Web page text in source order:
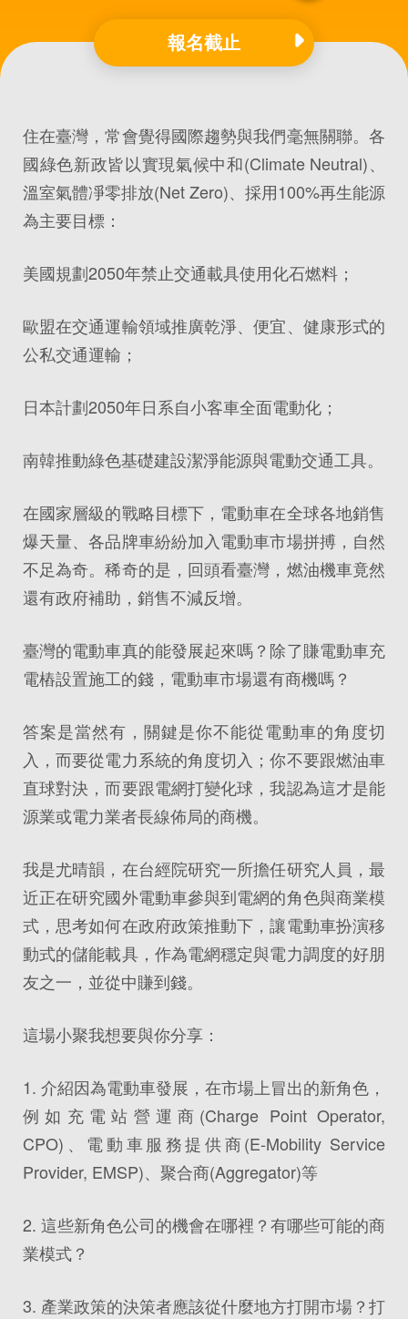
報名截止
住在臺灣，常會覺得國際趨勢與我們毫無關聯。各
國綠色新政皆以實現氣候中和(Climate Neutral)、
溫室氣體凈零排放(Net Zero)、採用100%再生能源
為主要目標：
美國規劃2050年禁止交通載具使用化石燃料；
歐盟在交通運輸領域推廣乾淨、便宜、健康形式的
公私交通運輸；
日本計劃2050年日系自小客車全面電動化；
南韓推動綠色基礎建設潔淨能源與電動交通工具。
在國家層級的戰略目標下，電動車在全球各地銷售
爆天量、各品牌車紛紛加入電動車市場拼搏，自然
不足為奇。稀奇的是，回頭看臺灣，燃油機車竟然
還有政府補助，銷售不減反增。
臺灣的電動車真的能發展起來嗎？除了賺電動車充
電樁設置施工的錢，電動車市場還有商機嗎？
答案是當然有，關鍵是你不能從電動車的角度切
入，而要從電力系統的角度切入；你不要跟燃油車
直球對決，而要跟電網打變化球，我認為這才是能
源業或電力業者長線佈局的商機。
我是尤晴韻，在台經院研究一所擔任研究人員，最
近正在研究國外電動車參與到電網的角色與商業模
式，思考如何在政府政策推動下，讓電動車扮演移
動式的儲能載具，作為電網穩定與電力調度的好朋
友之一，並從中賺到錢。
這場小聚我想要與你分享：
1. 介紹因為電動車發展，在市場上冒出的新角色，
例如充電站營運商(Charge Point Operator,
CPO)、電動車服務提供商(E-Mobility Service
Provider, EMSP)、聚合商(Aggregator)等
2. 這些新角色公司的機會在哪裡？有哪些可能的商
業模式？
3. 產業政策的決策者應該從什麼地方打開市場？打